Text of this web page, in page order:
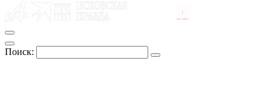
Поиск: